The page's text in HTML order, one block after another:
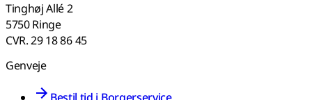
Tinghøj Allé 2
5750 Ringe
CVR. 29 18 86 45
Genveje